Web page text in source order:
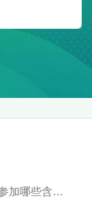
在上海，小学阶段能够参加哪些含金量高的数学竞赛？